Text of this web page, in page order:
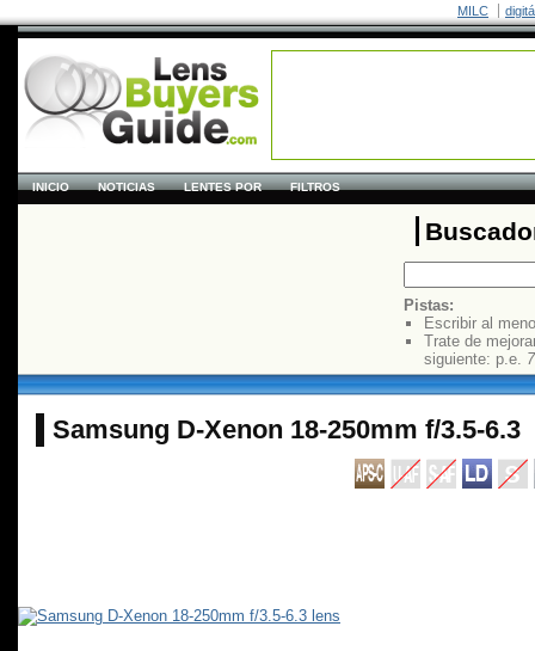
MILC
INICIO NOTICIAS LENTES POR FILTROS
Pistas:
Escribir al
Trate de
siguiente: p.e.
Samsung D-Xenon 18-250mm f/3.5-6.3